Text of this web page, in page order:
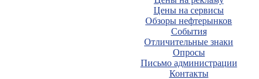
Цены на сервисы
Обзоры нефтерынков
События
Отличительные знаки
Опросы
Письмо администрации
Контакты